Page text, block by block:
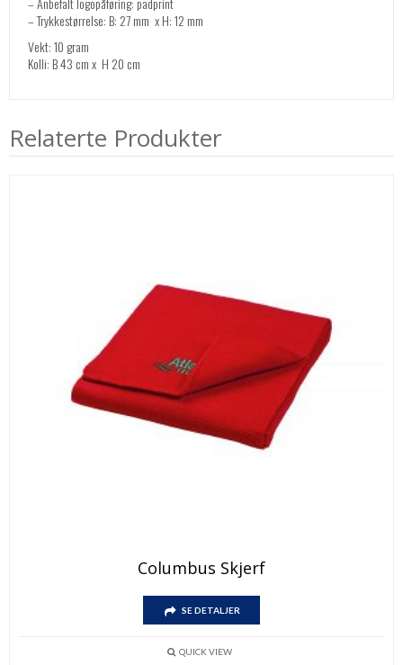
– Trykkestørrelse: B: 27 mm x H: 12 mm
Vekt: 10 gram
Kolli: B 43 cm x H 20 cm
Relaterte Produkter
Columbus Skjerf
SE DETALJER
QUICK VIEW